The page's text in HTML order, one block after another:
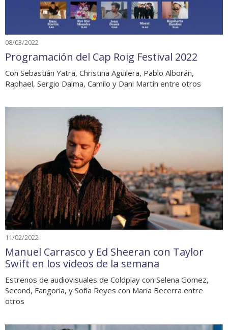
08/03/2022
Programación del Cap Roig Festival 2022
Con Sebastián Yatra, Christina Aguilera, Pablo Alborán,
Raphael, Sergio Dalma, Camilo y Dani Martín entre otros
11/02/2022
Manuel Carrasco y Ed Sheeran con Taylor
Swift en los videos de la semana
Estrenos de audiovisuales de Coldplay con Selena Gomez,
Second, Fangoria, y Sofía Reyes con Maria Becerra entre
otros